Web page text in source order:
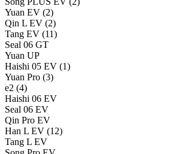
Yuan EV (2)
Qin L EV (2)
Tang EV (11)
Seal 06 GT
Yuan UP
Haishi 05 EV (1)
Yuan Pro (3)
e2 (4)
Haishi 06 EV
Seal 06 EV
Qin Pro EV
Han L EV (12)
Tang L EV